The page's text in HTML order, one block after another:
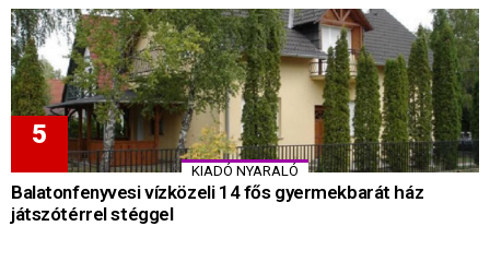
KIADÓ NYARALÓ
Balatonfenyvesi vízközeli 14 fős gyermekbarát ház
játszótérrel stéggel